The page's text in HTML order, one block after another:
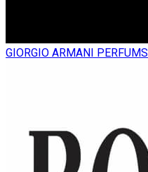
GIORGIO ARMANI PERFUMS